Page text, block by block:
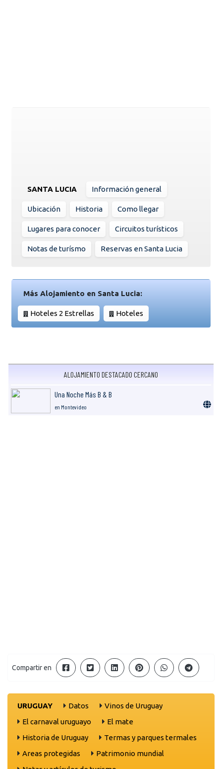
SANTA LUCIA Información general
Ubicación Historia Como llegar
Lugares para conocer Circuitos turísticos
Notas de turísmo Reservas en Santa Lucia
Más Alojamiento en Santa Lucia:
Hoteles 2 Estrellas Hoteles
ALOJAMIENTO DESTACADO CERCANO
Una Noche Más B & B
en Montevideo
Compartir en
URUGUAY Datos
Vinos de Uruguay
El carnaval uruguayo
El mate
Historia de Uruguay
Termas y parques termales
Areas protegidas
Patrimonio mundial